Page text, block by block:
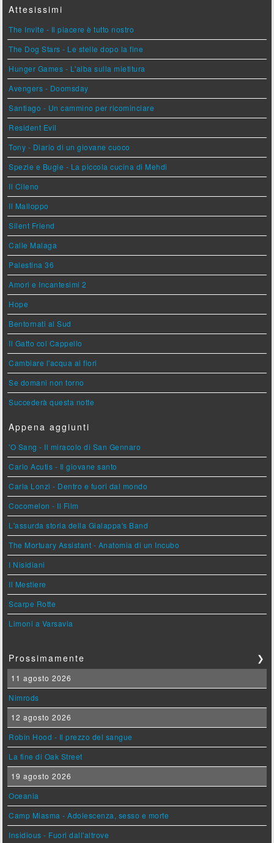
Attesissimi
The Invite - Il piacere è tutto nostro
The Dog Stars - Le stelle dopo la fine
Hunger Games - L'alba sulla mietitura
Avengers - Doomsday
Santiago - Un cammino per ricominciare
Resident Evil
Tony - Diario di un giovane cuoco
Spezie e Bugie - La piccola cucina di Mehdi
Il Cileno
Il Malloppo
Silent Friend
Calle Malaga
Palestina 36
Amori e Incantesimi 2
Hope
Bentornati al Sud
Il Gatto col Cappello
Cambiare l'acqua ai fiori
Se domani non torno
Succederà questa notte
Appena aggiunti
'O Sang - Il miracolo di San Gennaro
Carlo Acutis - Il giovane santo
Carla Lonzi - Dentro e fuori dal mondo
Cocomelon - Il Film
L'assurda storia della Gialappa's Band
The Mortuary Assistant - Anatomia di un Incubo
I Nisidiani
Il Mestiere
Scarpe Rotte
Limoni a Varsavia
Prossimamente ❯
11 agosto 2026
Nimrods
12 agosto 2026
Robin Hood - Il prezzo del sangue
La fine di Oak Street
19 agosto 2026
Oceania
Camp Miasma - Adolescenza, sesso e morte
Insidious - Fuori dall'altrove